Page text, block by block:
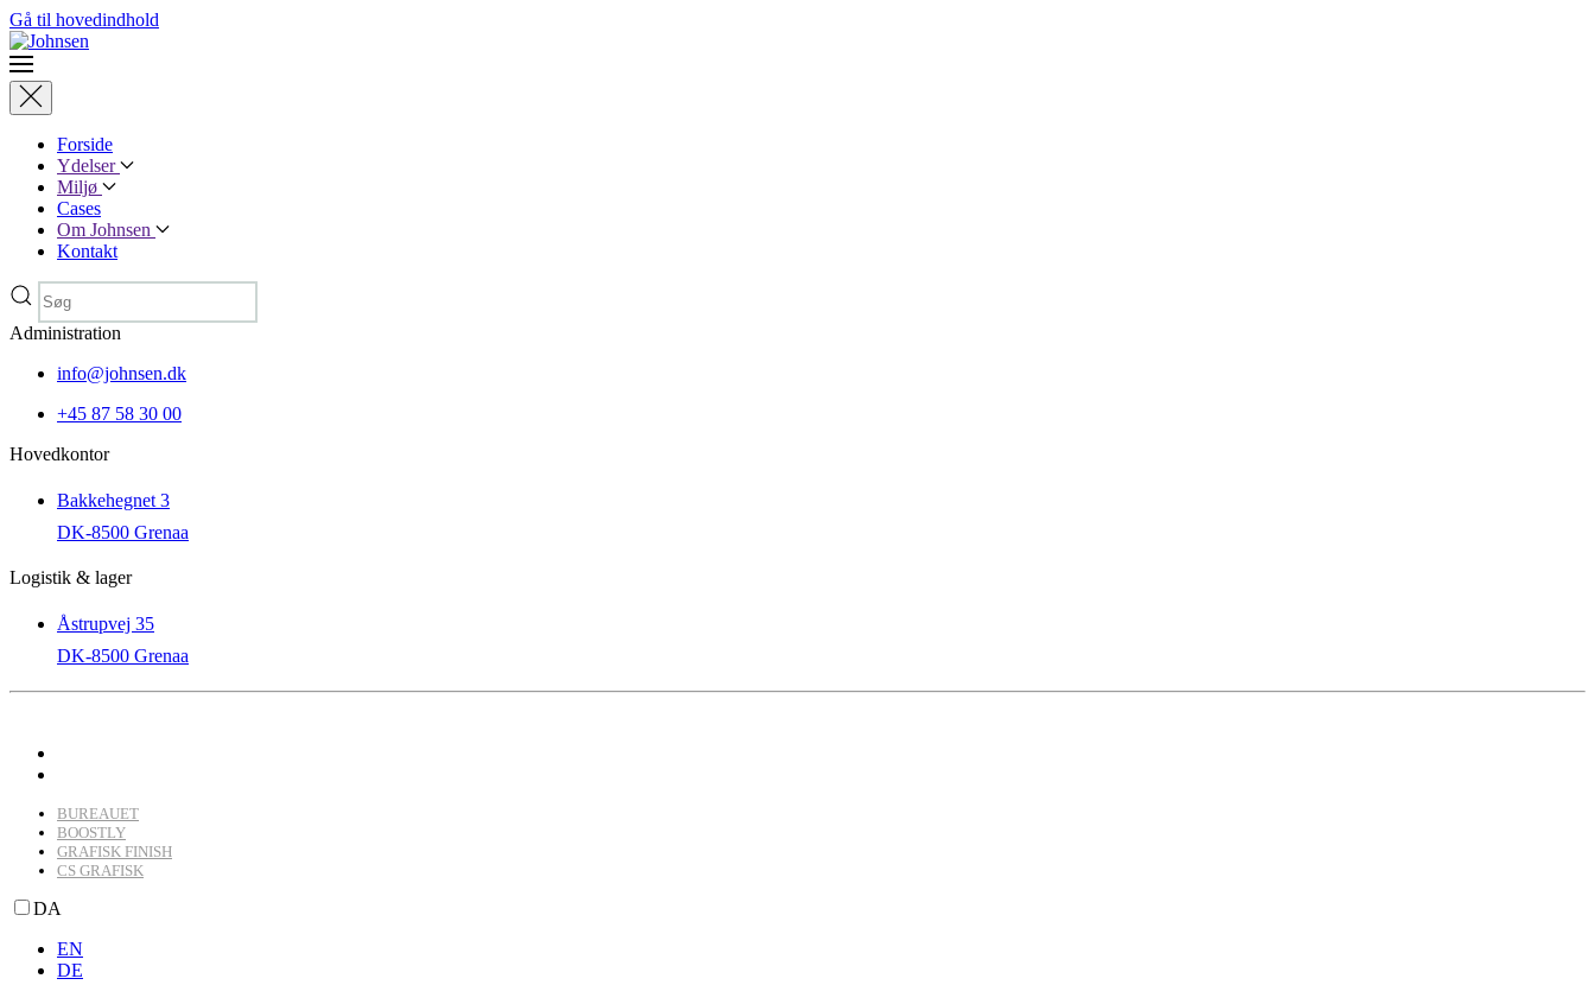
Gå til hovedindhold
Forside
Ydelser
Miljø
Cases
Om Johnsen
Kontakt
Administration
info@johnsen.dk
+45 87 58 30 00
Hovedkontor
Bakkehegnet 3
DK-8500 Grenaa
Logistik & lager
Åstrupvej 35
DK-8500 Grenaa
BUREAUET
BOOSTLY
GRAFISK FINISH
CS GRAFISK
DA
EN
DE